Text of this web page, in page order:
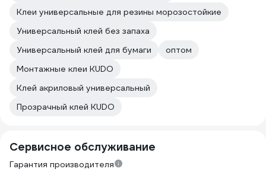
Клеи универсальные для резины морозостойкие
Универсальный клей без запаха
Универсальный клей для бумаги
оптом
Монтажные клеи KUDO
Клей акриловый универсальный
Прозрачный клей KUDO
Сервисное обслуживание
Гарантия производителя